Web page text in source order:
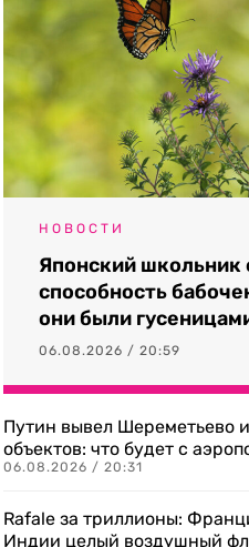
НОВОСТИ
Японский школьник
способность
они были
06.08.2026 / 20:59
Путин вывел Шереметьево
объектов: что будет с
06.08.2026 / 20:31
Rafale за триллионы:
Индии целый воздушный